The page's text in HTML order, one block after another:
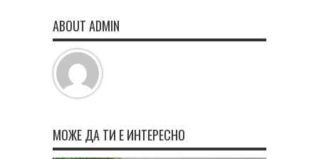
ABOUT ADMIN
МОЖЕ ДА ТИ Е ИНТЕРЕСНО